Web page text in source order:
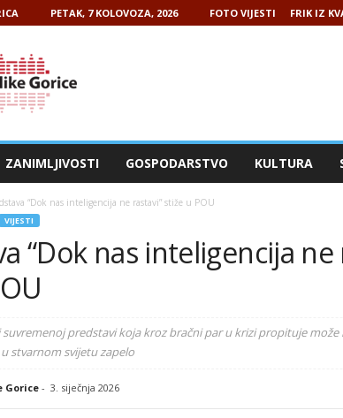
PETAK, 7 KOLOVOZA, 2026 FOTO VIJESTI FRIK IZ
ZANIMLJIVOSTI GOSPODARSTVO KULTURA
“Dok nas inteligencija ne rastavi” stiže u POU
VIJESTI
“Dok nas inteligencija ne
suvremenoj predstavi koja kroz bračni par u krizi propituje može
stvarnom svijetu zapelo
Gorice- 3. siječnja 2026